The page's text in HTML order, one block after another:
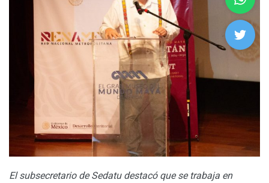
El subsecretario de Sedatu destacó que se trabaja en